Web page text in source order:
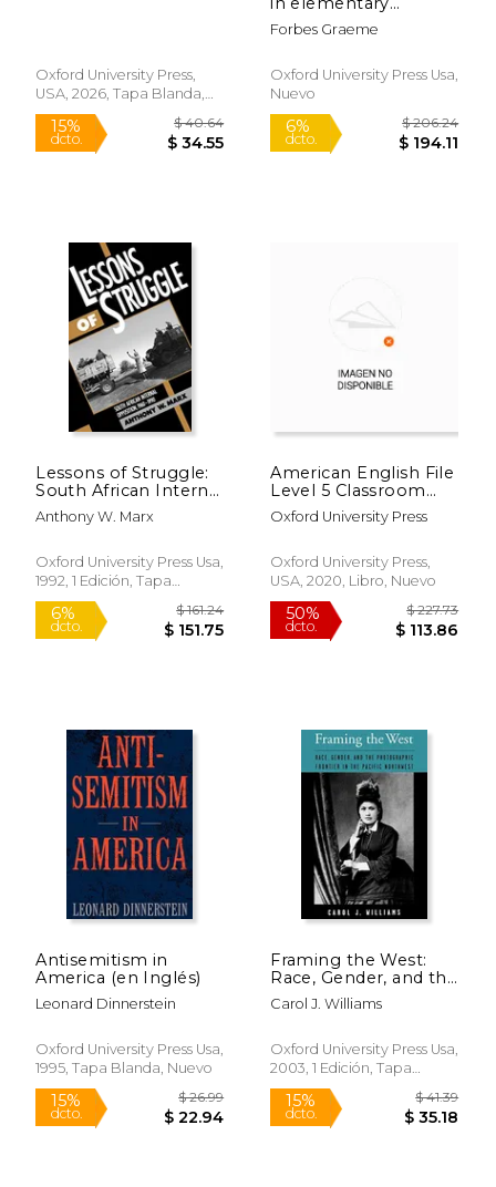
6%
dcto. $ 21.07
15%
dcto.
Oxford University Press,
USA, 2026, Tapa Blanda,
Nuevo
symbolic logic (en
Inglés)
Forbes Graeme
Oxford University Press Usa,
Nuevo
Lessons of Struggle:
South African Internal
Opposition, 1960-
1990 (en Inglés)
Anthony W. Marx
Oxford University Press Usa,
1992, 1 Edición, Tapa
Blanda, Nuevo
American English File
Level 5 Classroom
Presentation Tool
Access Card (en
Oxford University Press
Oxford University Press,
USA, 2020, Libro, Nuevo
Antisemitism in
America (en Inglés)
Leonard Dinnerstein
Oxford University Press Usa,
1995, Tapa Blanda, Nuevo
Framing the West:
Race, Gender, and the
Photographic
Frontier in the Pacific
Carol J. Williams
Oxford University Press Usa,
2003, 1 Edición, Tapa
Blanda, Nuevo